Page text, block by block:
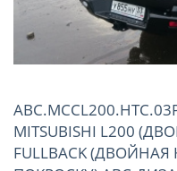
MITSUBISHI L200
FULLBACK